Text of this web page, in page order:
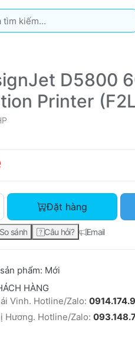
Kết quả sẽ tự động xuất
D5800
Printer
HP DesignJet D5800 60-in
Đặt hàng
So sánh Câu hỏi? Email
phẩm: Mới
HÀNG
Vinh. Hotline/Zalo:
Hương. Hotline/Zalo: